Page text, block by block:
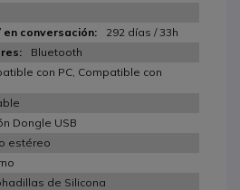
292 días / 33h
Bluetooth
con PC, Compatible con
Dongle USB
estéreo
de Silicona